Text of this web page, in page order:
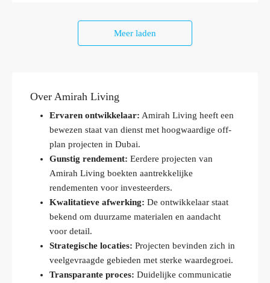
Meer laden
Over Amirah Living
Ervaren ontwikkelaar: Amirah Living heeft een
bewezen staat van dienst met hoogwaardige off-
plan projecten in Dubai.
Gunstig rendement: Eerdere projecten van
Amirah Living boekten aantrekkelijke
rendementen voor investeerders.
Kwalitatieve afwerking: De ontwikkelaar staat
bekend om duurzame materialen en aandacht
voor detail.
Strategische locaties: Projecten bevinden zich in
veelgevraagde gebieden met sterke waardegroei.
Transparante proces: Duidelijke communicatie